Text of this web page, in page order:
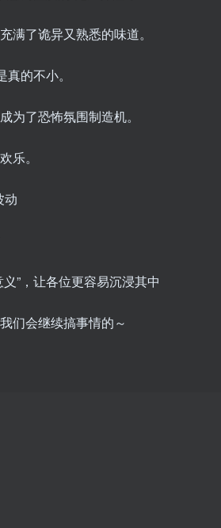
满了诡异又熟悉的味道。
的不小。
为了恐怖氛围制造机。
乐。
动
”，让各位更容易沉浸其中
们会继续搞事情的～